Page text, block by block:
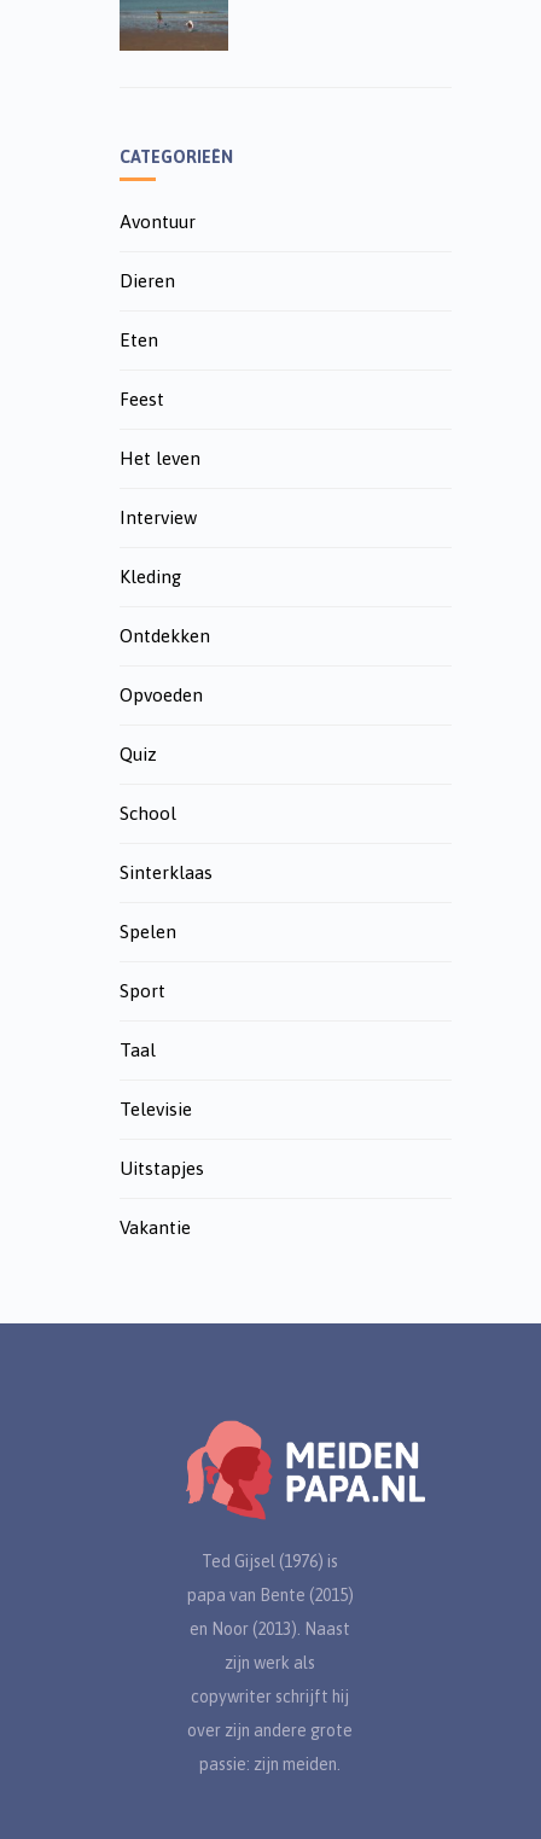
CATEGORIEËN
Avontuur
Dieren
Eten
Feest
Het leven
Interview
Kleding
Ontdekken
Opvoeden
Quiz
School
Sinterklaas
Spelen
Sport
Taal
Televisie
Uitstapjes
Vakantie
Ted Gijsel (1976) is
papa van Bente (2015)
en Noor (2013). Naast
zijn werk als
copywriter schrijft hij
over zijn andere grote
passie: zijn meiden.